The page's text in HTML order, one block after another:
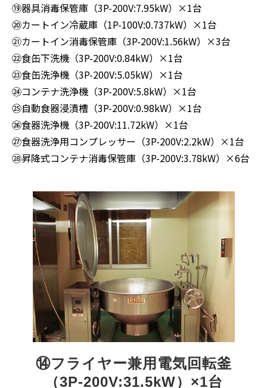
⑲器具消毒保管庫（3P-200V:7.95kW）×1台
⑳カートイン冷蔵庫（1P-100V:0.737kW）×1台
㉑カートイン消毒保管庫（3P-200V:1.56kW）×3台
㉒食缶下洗機（3P-200V:0.84kW）×1台
㉓食缶洗浄機（3P-200V:5.05kW）×1台
㉔コンテナ洗浄機（3P-200V:5.8kW）×1台
㉕自動食器浸漬槽（3P-200V:0.98kW）×1台
㉖食器洗浄機（3P-200V:11.72kW）×1台
㉗食器洗浄用コンプレッサー（3P-200V:2.2kW）×1台
㉘昇降式コンテナ消毒保管庫（3P-200V:3.78kW）×6台
⑭フライヤー兼用電気回転釜
（3P-200V:31.5kW）×1台